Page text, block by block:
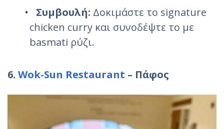
Συμβουλή: Δοκιμάστε το signature
chicken curry και συνοδέψτε το με
basmati ρύζι.
6. Wok-Sun Restaurant – Πάφος